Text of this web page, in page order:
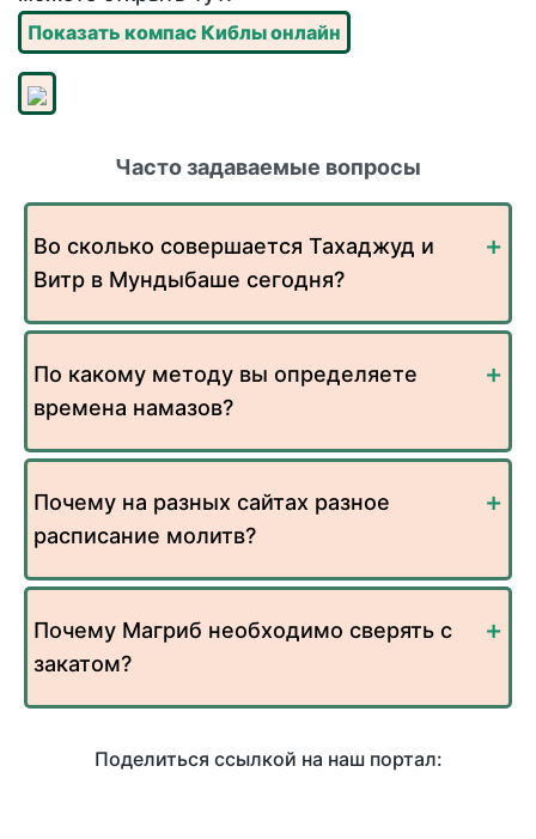
Показать компас Киблы онлайн
Часто задаваемые вопросы
Во сколько совершается Тахаджуд и
Витр в Мундыбаше сегодня?
По какому методу вы определяете
времена намазов?
Почему на разных сайтах разное
расписание молитв?
Почему Магриб необходимо сверять с
закатом?
Поделиться ссылкой на наш портал: